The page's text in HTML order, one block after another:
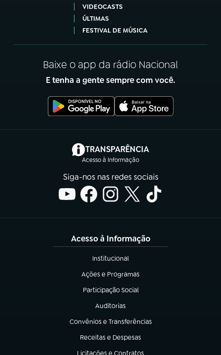
VIDEOCASTS
ÚLTIMAS
FESTIVAL DE MÚSICA
Baixe o app da rádio Nacional
E tenha a gente sempre com você.
TRANSPARÊNCIA
Acesso à Informação
(abre em nova aba)
Siga-nos nas redes sociais
Acesso à Informação
Institucional
(abre em nova aba)
Ações e Programas
(abre em nova aba)
Participação Social
(abre em nova aba)
Auditorias
(abre em nova aba)
Convênios e Transferências
(abre em nova aba)
Receitas e Despesas
(abre em nova aba)